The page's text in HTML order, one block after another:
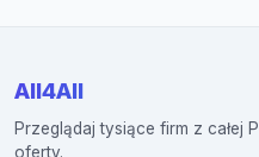
All4All
Przeglądaj tysiące firm z całej
oferty.